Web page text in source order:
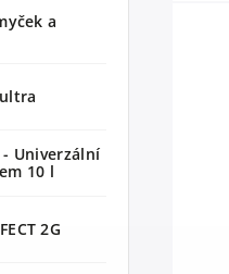
a
Univerzální
10 l
2G